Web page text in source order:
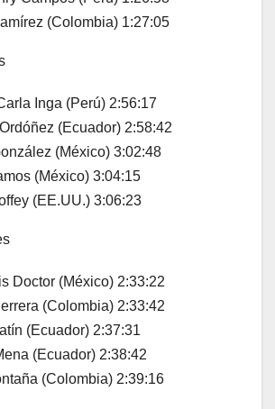
(Colombia) 1:27:05
Inga (Perú) 2:56:17
(Ecuador) 2:58:42
(México) 3:02:48
(México) 3:04:15
(EE.UU.) 3:06:23
Doctor (México) 2:33:22
(Colombia) 2:33:42
(Ecuador) 2:37:31
(Ecuador) 2:38:42
(Colombia) 2:39:16